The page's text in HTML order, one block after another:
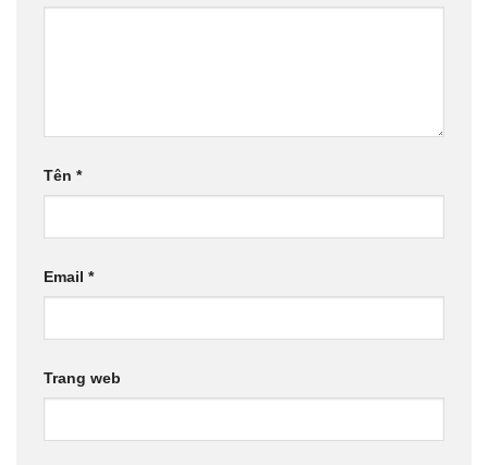
Tên *
Email *
Trang web